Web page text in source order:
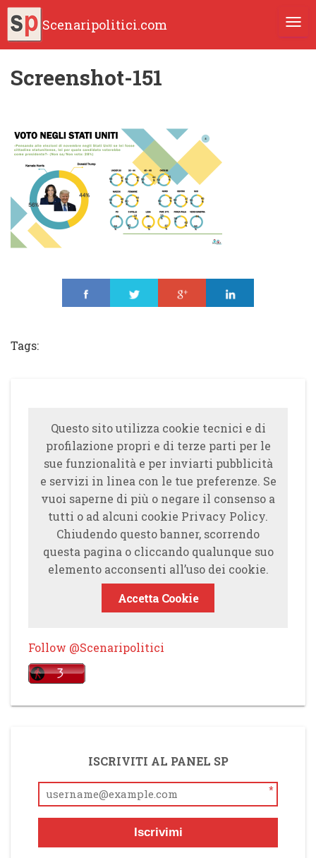
Scenaripolitici.com
Screenshot-151
Tags:
Questo sito utilizza cookie tecnici e di
profilazione propri e di terze parti per le
sue funzionalità e per inviarti pubblicità
e servizi in linea con le tue preferenze. Se
vuoi saperne di più o negare il consenso a
tutti o ad alcuni cookie Privacy Policy.
Chiudendo questo banner, scorrendo
questa pagina o cliccando qualunque suo
elemento acconsenti all’uso dei cookie.
Accetta Cookie
Follow @Scenaripolitici
ISCRIVITI AL PANEL SP
*
Iscrivimi